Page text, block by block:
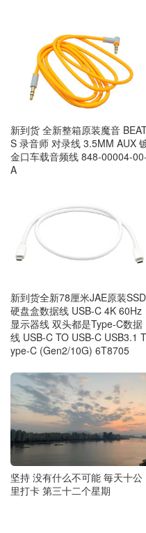
新到货 全新整箱原装魔音
S 录音师 对录线 3.5MM AUX
金口车载音频线 848-00004-00-
A
新到货全新78厘米JAE原装SSD
硬盘盒数据线 USB-C 4K 60Hz
显示器线 双头都是Type-C数据
线 USB-C TO USB-C USB3.1 T
ype-C (Gen2/10G) 6T8705
坚持 没有什么不可能 毎天十公
里打卡 第三十二个星期